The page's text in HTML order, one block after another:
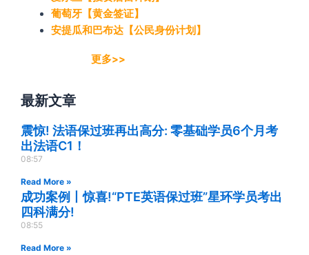
葡萄牙【黄金签证】
安提瓜和巴布达【公民身份计划】
更多>>
最新文章
震惊! 法语保过班再出高分: 零基础学员6个月考
出法语C1！
08:57
Read More »
成功案例丨惊喜!“PTE英语保过班”星环学员考出
四科满分!
08:55
Read More »